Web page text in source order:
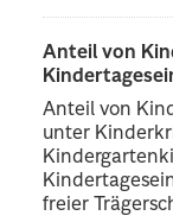
Anteil von
Anteil von
unter
freier